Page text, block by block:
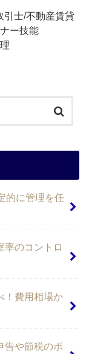
引士/不動産賃貸
ー技能
的に管理を任
率のコントロ
！費用相場か
告や節税のポ